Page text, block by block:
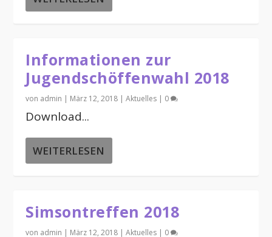
Informationen zur
Jugendschöffenwahl 2018
von admin | März 12, 2018 |Aktuelles | 0
Download...
WEITERLESEN
Simsontreffen 2018
von admin | März 12, 2018 |Aktuelles | 0